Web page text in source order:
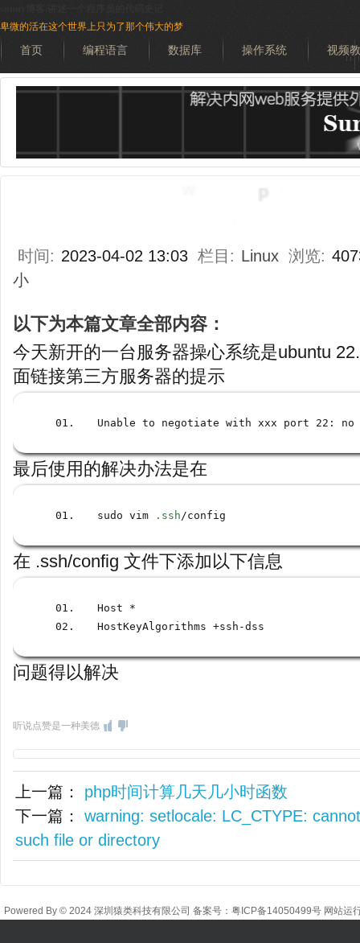
卑微的活在这个世界上只为了那个伟大的梦
搜索
首页 编程语言 数据库 操作系统 视频
时间: 2023-04-02 13:03 栏目: Linux 浏览:
小
以下为本篇文章全部内容：
今天新开的一台服务器操心系统是ubuntu
面链接第三方服务器的提示
Unable to negotiate with xxx port 22 : no
最后使用的解决办法是在
sudo vim .ssh/config
在 .ssh/config 文件下添加以下信息
Host *
HostKeyAlgorithms +ssh -dss
问题得以解决
听说点赞是一种美德
上一篇： php时间计算几天几小时函数
下一篇： warning: setlocale: LC_CTYPE:
such file or directory
Powered By © 2024 深圳猿类科技有限公司 备案号： 粤ICP备14050499号 网站运